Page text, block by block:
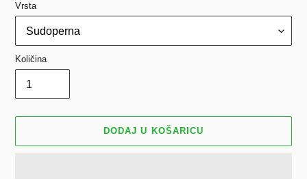
Vrsta
Količina
DODAJ U KOŠARICU